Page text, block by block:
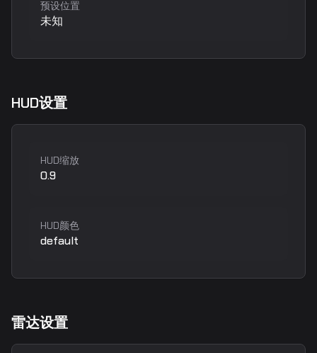
预设位置
未知
HUD设置
HUD缩放
0.9
HUD颜色
default
雷达设置